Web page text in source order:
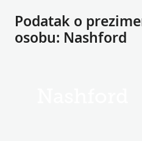
Podatak o
osobu: Nashford